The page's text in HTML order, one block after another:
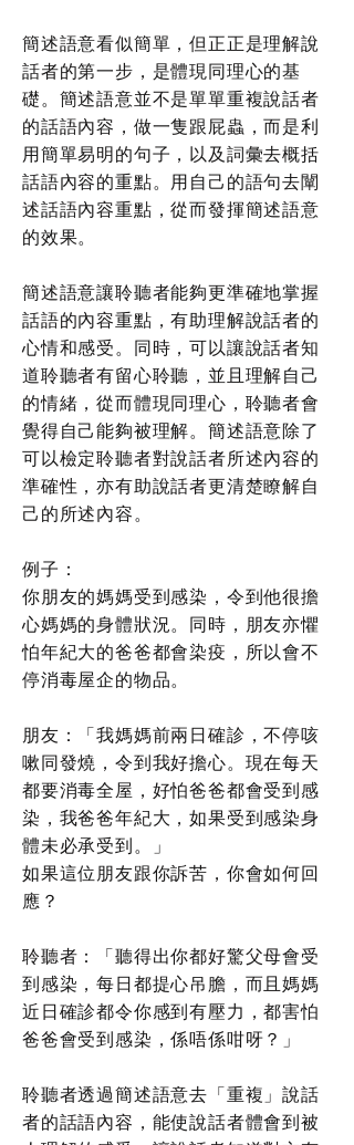
簡述語意看似簡單，但正正是理解說
話者的第一步，是體現同理心的基
礎。簡述語意並不是單單重複說話者
的話語內容，做一隻跟屁蟲，而是利
用簡單易明的句子，以及詞彙去概括
話語內容的重點。用自己的語句去闡
述話語內容重點，從而發揮簡述語意
的效果。
簡述語意讓聆聽者能夠更準確地掌握
話語的內容重點，有助理解說話者的
心情和感受。同時，可以讓說話者知
道聆聽者有留心聆聽，並且理解自己
的情緒，從而體現同理心，聆聽者會
覺得自己能夠被理解。簡述語意除了
可以檢定聆聽者對說話者所述內容的
準確性，亦有助說話者更清楚瞭解自
己的所述內容。
例子：
你朋友的媽媽受到感染，令到他很擔
心媽媽的身體狀況。同時，朋友亦懼
怕年紀大的爸爸都會染疫，所以會不
停消毒屋企的物品。
朋友：「我媽媽前兩日確診，不停咳
嗽同發燒，令到我好擔心。現在每天
都要消毒全屋，好怕爸爸都會受到感
染，我爸爸年紀大，如果受到感染身
體未必承受到。」
如果這位朋友跟你訴苦，你會如何回
應？
聆聽者：「聽得出你都好驚父母會受
到感染，每日都提心吊膽，而且媽媽
近日確診都令你感到有壓力，都害怕
爸爸會受到感染，係唔係咁呀？」
聆聽者透過簡述語意去「重複」說話
者的話語內容，能使說話者體會到被